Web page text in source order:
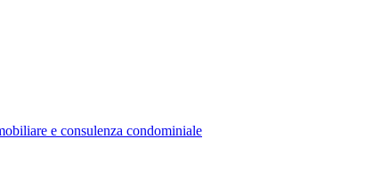
e consulenza condominiale